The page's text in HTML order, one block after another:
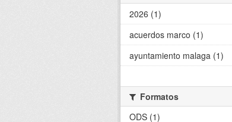
2026 (1)
acuerdos marco (1)
ayuntamiento malaga (1)
Formatos
ODS (1)